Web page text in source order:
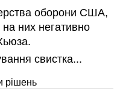
оборони США,
на них негативно
свистка...
рішень